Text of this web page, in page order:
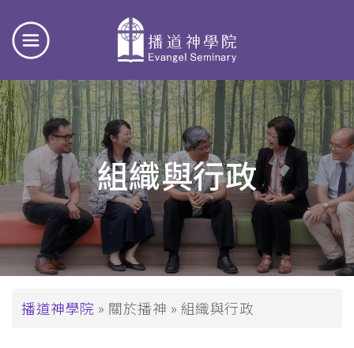
組織與行政
導
播道神學院 關於播神 組織與行政